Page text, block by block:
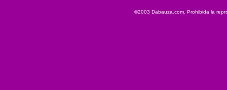
©2003 Dabauza.com. Prohibida la